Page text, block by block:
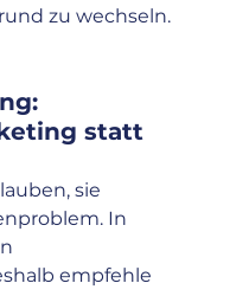
zu wechseln.
statt
sie
In
empfehle